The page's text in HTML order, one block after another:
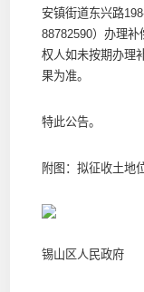
安镇街道东兴路
88782590）办理
权人如未按期办理
果为准。
特此公告。
附图：拟征收土地
锡山区人民政府